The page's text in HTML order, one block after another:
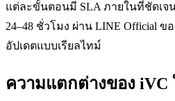
แต่ละขั้นตอนมี SLA ภายในที่ชัดเจ
24–48 ชั่วโมง ผ่าน LINE Official ข
อัปเดตแบบเรียลไทม์
ความแตกต่างของ iVC